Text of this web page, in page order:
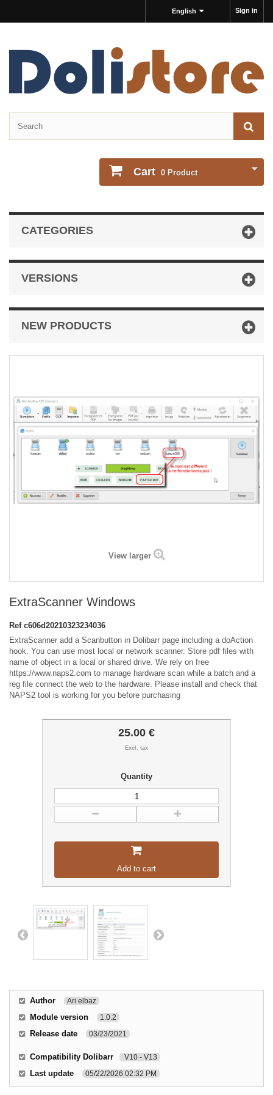
Sign in
English
Cart 0 Product
CATEGORIES
VERSIONS
NEW PRODUCTS
View larger
ExtraScanner Windows
Ref c606d20210323234036
ExtraScanner add a Scanbutton in Dolibarr page including a doAction
hook. You can use most local or network scanner. Store pdf files with
name of object in a local or shared drive. We rely on free
https://www.naps2.com to manage hardware scan while a batch and a
reg file connect the web to the hardware. Please install and check that
NAPS2 tool is working for you before purchasing
25.00 €
Excl. tax
Quantity
Add to cart
Author Ari elbaz
Module version 1.0.2
Release date 03/23/2021
Compatibility Dolibarr V10 - V13
Last update 05/22/2026 02:32 PM